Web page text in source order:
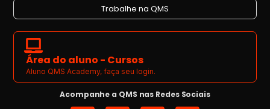
Trabalhe na QMS
Área do aluno - Cursos
Aluno QMS Academy, faça seu login.
Acompanhe a QMS nas Redes Sociais